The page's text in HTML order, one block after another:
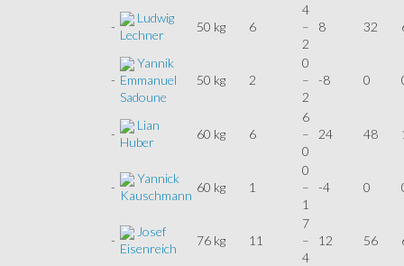
-
Ludwig
Lechner
50 kg 6
4
–
2
8 32
-
Yannik
Emmanuel
Sadoune
50 kg 2
0
–
2
-8 0
-
Lian
Huber
60 kg 6
6
–
0
24 48
-
Yannick
Kauschmann
60 kg 1
0
–
1
-4 0
-
Josef
Eisenreich
76 kg 11
7
–
4
12 56